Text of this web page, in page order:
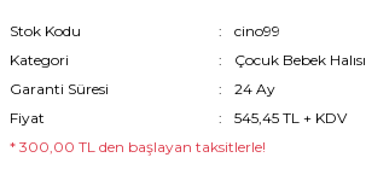
Stok Kodu
cino99
Kategori
Çocuk Bebek Halısı
Garanti Süresi
24 Ay
Fiyat
545,45 TL + KDV
* 300,00 TL den başlayan taksitlerle!